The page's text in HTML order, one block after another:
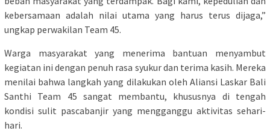
kebersamaan adalah nilai utama yang harus terus dijaga,”
ungkap perwakilan Team 45.
Warga masyarakat yang menerima bantuan menyambut
kegiatan ini dengan penuh rasa syukur dan terima kasih. Mereka
menilai bahwa langkah yang dilakukan oleh Aliansi Laskar Bali
Santhi Team 45 sangat membantu, khususnya di tengah
kondisi sulit pascabanjir yang mengganggu aktivitas sehari-
hari.